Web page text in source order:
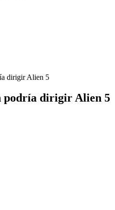
dirigir Alien 5
podría dirigir Alien 5